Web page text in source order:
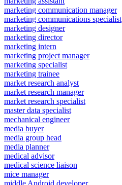
marketing communication manager
marketing communications specialist
marketing designer
marketing director
marketing intern
marketing project manager
marketing specialist
marketing trainee
market research analyst
market research manager
market research specialist
master data specialist
mechanical engineer
media buyer
media group head
media planner
medical advisor
medical science liaison
mice manager
middle Android developer